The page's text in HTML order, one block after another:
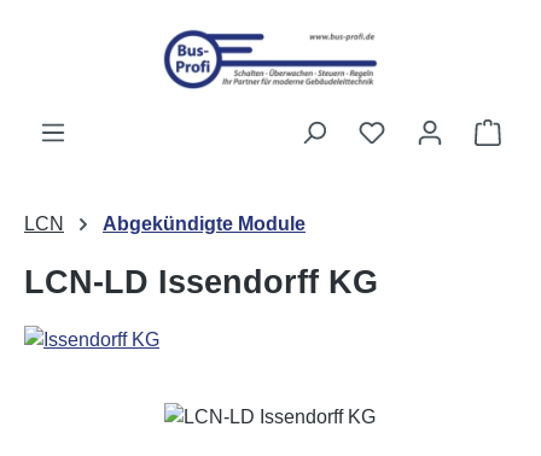
Przejdź do głównej zawartości
Masz 0
LCN Abgekündigte Module
LCN-LD Issendorff KG
Pomiń galerię zdjęć